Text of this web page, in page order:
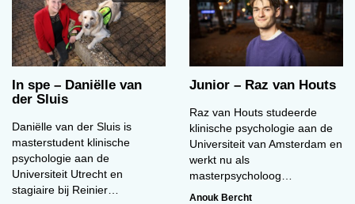
In spe – Daniëlle van
der Sluis
Daniëlle van der Sluis is
masterstudent klinische
psychologie aan de
Universiteit Utrecht en
stagiaire bij Reinier…
Junior – Raz van Houts
Raz van Houts studeerde
klinische psychologie aan de
Universiteit van Amsterdam en
werkt nu als
masterpsycholoog…
Anouk Bercht